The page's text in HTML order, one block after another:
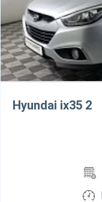
Hyundai ix35 2